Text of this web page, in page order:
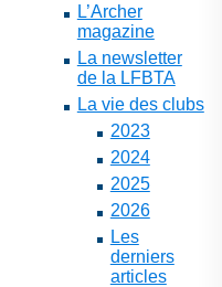
L’Archer
magazine
La newsletter
de la LFBTA
La vie des clubs
2023
2024
2025
2026
Les
derniers
articles